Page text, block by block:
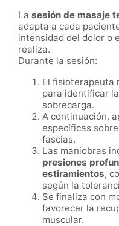
La sesión de masaje
adapta a cada
intensidad del dolor o
realiza.
Durante la sesión:
El fisioterapeuta
para identificar
sobrecarga.
A continuación,
específicas
fascias.
Las maniobras
presiones
estiramientos,
según la
Se finaliza con
favorecer la
muscular.